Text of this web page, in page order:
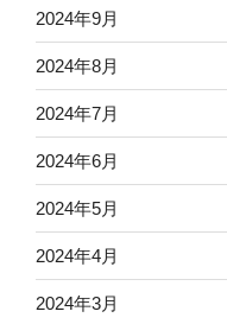
2024年9月
2024年8月
2024年7月
2024年6月
2024年5月
2024年4月
2024年3月